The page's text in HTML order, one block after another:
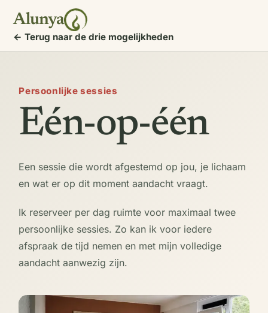
Alunya
← Terug naar de drie mogelijkheden
Persoonlijke sessies
Eén-op-één
Een sessie die wordt afgestemd op jou, je lichaam
en wat er op dit moment aandacht vraagt.
Ik reserveer per dag ruimte voor maximaal twee
persoonlijke sessies. Zo kan ik voor iedere
afspraak de tijd nemen en met mijn volledige
aandacht aanwezig zijn.